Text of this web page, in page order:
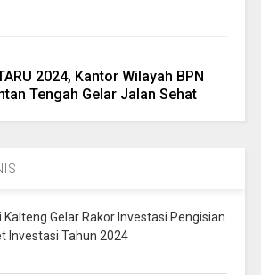
2024, Kantor Wilayah BPN
Tengah Gelar Jalan Sehat
Kalteng Gelar Rakor Investasi Pengisian
Investasi Tahun 2024